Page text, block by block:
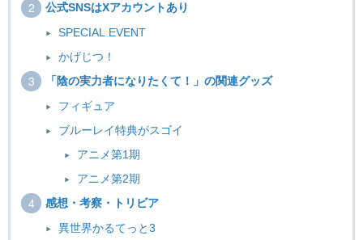
公式SNSはXアカウントあり
SPECIAL EVENT
かげじつ！
「陰の実力者になりたくて！」の関連グッズ
フィギュア
ブルーレイ特典がスゴイ
アニメ第1期
アニメ第2期
感想・考察・トリビア
異世界かるてっと3